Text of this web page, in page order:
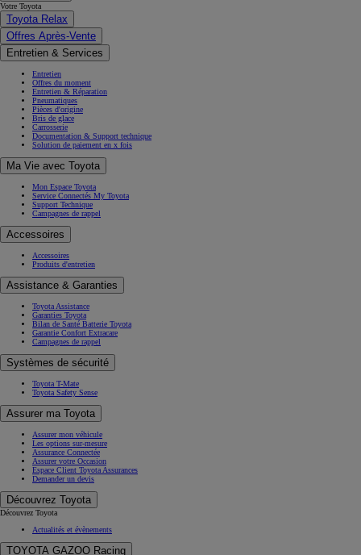
Votre Toyota
Toyota Relax
Offres Après-Vente
Entretien & Services
Entretien
Offres du moment
Entretien & Réparation
Pneumatiques
Pièces d'origine
Bris de glace
Carrosserie
Documentation & Support technique
Solution de paiement en x fois
Ma Vie avec Toyota
Mon Espace Toyota
Service Connectés My Toyota
Support Technique
Campagnes de rappel
Accessoires
Accessoires
Produits d'entretien
Assistance & Garanties
Toyota Assistance
Garanties Toyota
Bilan de Santé Batterie Toyota
Garantie Confort Extracare
Campagnes de rappel
Systèmes de sécurité
Toyota T-Mate
Toyota Safety Sense
Assurer ma Toyota
Assurer mon véhicule
Les options sur-mesure
Assurance Connectée
Assurer votre Occasion
Espace Client Toyota Assurances
Demander un devis
Découvrez Toyota
Découvrez Toyota
Actualités et évènements
TOYOTA GAZOO Racing